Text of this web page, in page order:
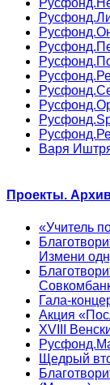
Варя
Проекты.
«Учитель
Измени
Гала-
Акция
XVIII
Щедрый